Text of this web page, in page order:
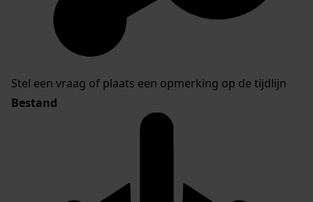
Stel een vraag of plaats een opmerking op de tijdlijn
Bestand